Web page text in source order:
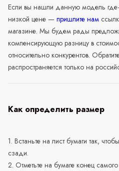
Если вы нашли данную модель
низкой цене — пришлите нам
магазине. Мы будем рады
компенсирующую разницу в
относительно конкурентов.
распространяется только на
Как определить размер
1. Встаньте на лист бумаги так,
сзади.
2. Отметьте на бумаге конец